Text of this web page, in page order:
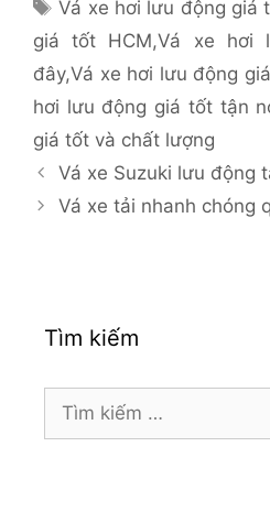
Vá xe hơi lưu động giá
giá tốt HCM,Vá xe hơi
đây,Vá xe hơi lưu động
hơi lưu động giá tốt tận
giá tốt và chất lượng
Vá xe Suzuki lưu động
Vá xe tải nhanh chóng
Tìm kiếm
Tìm